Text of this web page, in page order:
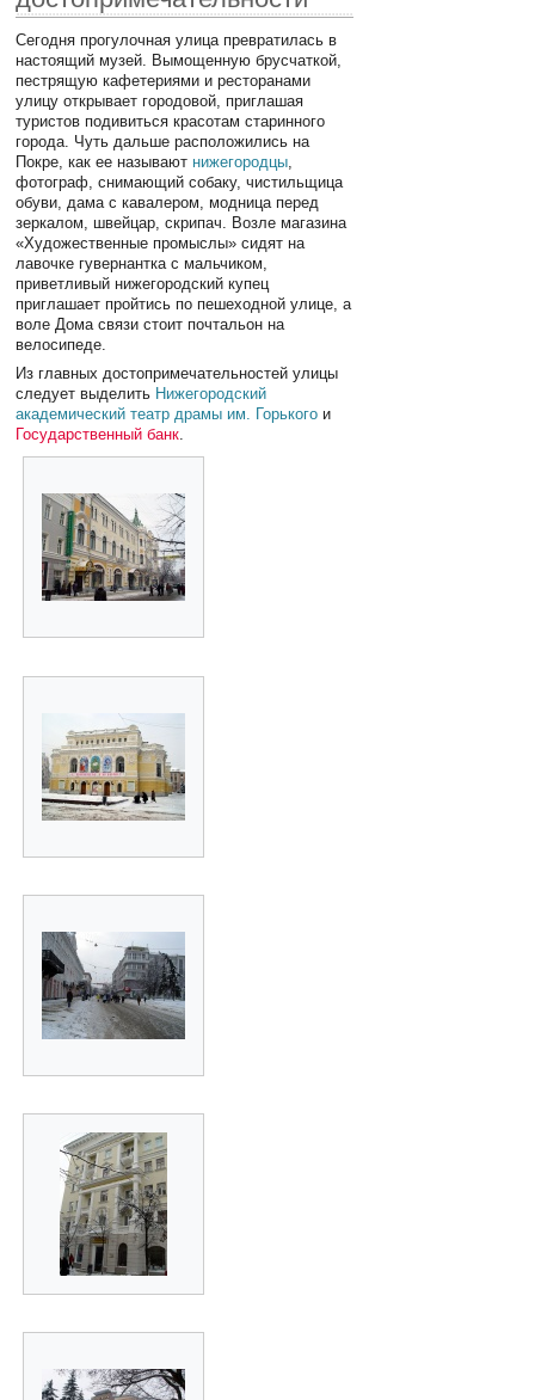
Сегодня прогулочная улица превратилась в
настоящий музей. Вымощенную брусчаткой,
пестрящую кафетериями и ресторанами
улицу открывает городовой, приглашая
туристов подивиться красотам старинного
города. Чуть дальше расположились на
Покре, как ее называют нижегородцы,
фотограф, снимающий собаку, чистильщица
обуви, дама с кавалером, модница перед
зеркалом, швейцар, скрипач. Возле магазина
«Художественные промыслы» сидят на
лавочке гувернантка с мальчиком,
приветливый нижегородский купец
приглашает пройтись по пешеходной улице, а
воле Дома связи стоит почтальон на
велосипеде.
Из главных достопримечательностей улицы
следует выделить Нижегородский
академический театр драмы им. Горького и
Государственный банк